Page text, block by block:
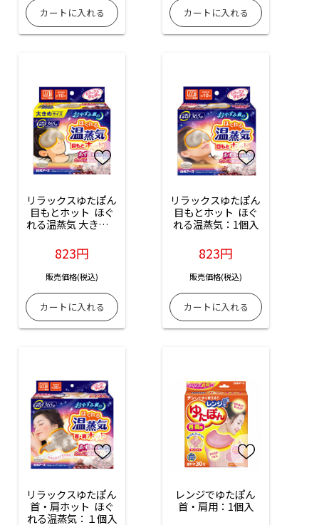
リラックスゆたぽん
目もとホット  ほぐ
れる温蒸気 大きめサ
823円
販売価格(税込)
リラックスゆたぽん
目もとホット  ほぐ
れる温蒸気：1個入
823円
販売価格(税込)
リラックスゆたぽん
首・肩ホット  ほぐ
れる温蒸気：１個入
レンジでゆたぽん
首・肩用：1個入